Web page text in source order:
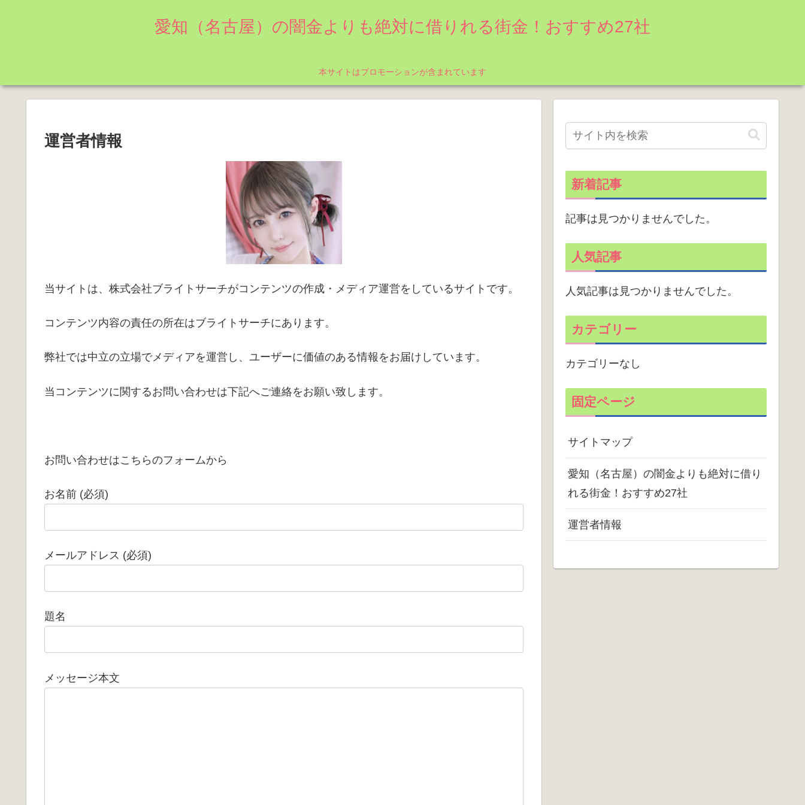
愛知（名古屋）の闇金よりも絶対に借りれる街金！おすすめ27社
本サイトはプロモーションが含まれています
運営者情報
当サイトは、株式会社ブライトサーチがコンテンツの作成・メディア運営をしているサイトです。
コンテンツ内容の責任の所在はブライトサーチにあります。
弊社では中立の立場でメディアを運営し、ユーザーに価値のある情報をお届けしています。
当コンテンツに関するお問い合わせは下記へご連絡をお願い致します。
お問い合わせはこちらのフォームから
お名前 (必須)
メールアドレス (必須)
題名
メッセージ本文
新着記事
記事は見つかりませんでした。
人気記事
人気記事は見つかりませんでした。
カテゴリー
カテゴリーなし
固定ページ
サイトマップ
愛知（名古屋）の闇金よりも絶対に借り
れる街金！おすすめ27社
運営者情報